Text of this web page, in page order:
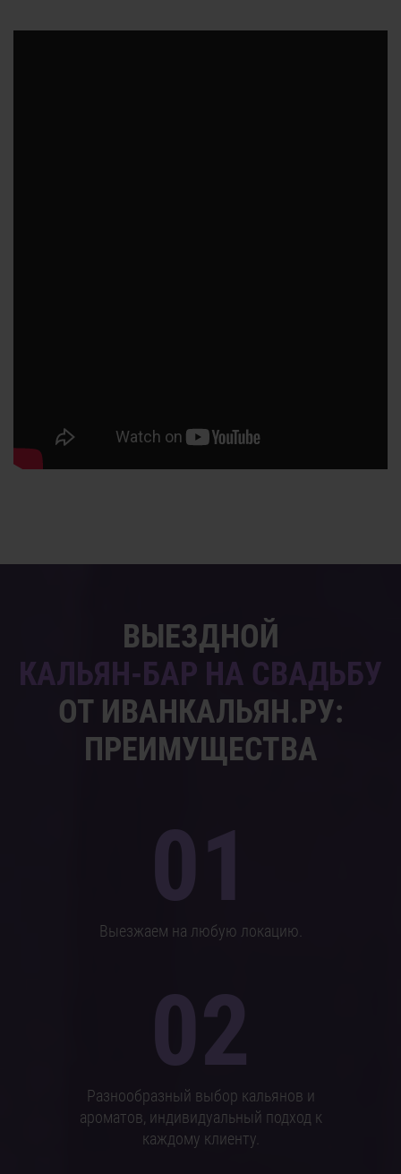
ВЫЕЗДНОЙ
КАЛЬЯН-БАР НА СВАДЬБУ
ОТ ИВАНКАЛЬЯН.РУ:
ПРЕИМУЩЕСТВА
01
Выезжаем на любую локацию.
02
Разнообразный выбор кальянов и
ароматов, индивидуальный подход к
каждому клиенту.